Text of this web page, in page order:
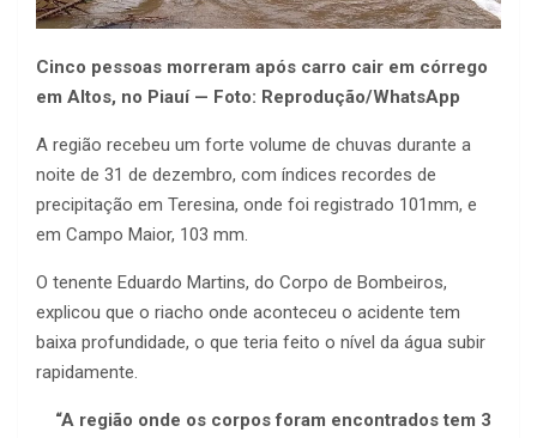
Cinco pessoas morreram após carro cair em córrego
em Altos, no Piauí — Foto: Reprodução/WhatsApp
A região recebeu um forte volume de chuvas durante a
noite de 31 de dezembro, com índices recordes de
precipitação em Teresina, onde foi registrado 101mm, e
em Campo Maior, 103 mm.
O tenente Eduardo Martins, do Corpo de Bombeiros,
explicou que o riacho onde aconteceu o acidente tem
baixa profundidade, o que teria feito o nível da água subir
rapidamente.
“A região onde os corpos foram encontrados tem 3